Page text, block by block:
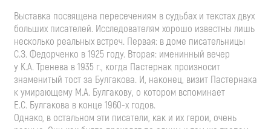
Выставка посвящена пересечениям в судьбах и текстах двух
больших писателей. Исследователям хорошо известны лишь
несколько реальных встреч. Первая: в доме писательницы
С.З. Федорченко в 1925 году. Вторая: именинный вечер
у К.А. Тренева в 1935 г., когда Пастернак произносит
знаменитый тост за Булгакова. И, наконец, визит Пастернака
к умирающему М.А. Булгакову, о котором вспоминает
Е.С. Булгакова в конце 1960-х годов.
Однако, в остальном эти писатели, как и их герои, очень